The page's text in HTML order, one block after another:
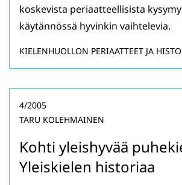
koskevista periaatteellisista
käytännössä hyvinkin vaihtelevia.
KIELENHUOLLON PERIAATTEET JA
Kohti yleishyvää
Yleiskielen historiaa
4/2005
TARU KOLEHMAINEN